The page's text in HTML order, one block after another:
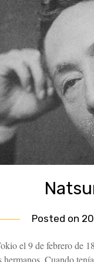
Posted on
el 9 de febrero de
Cuando